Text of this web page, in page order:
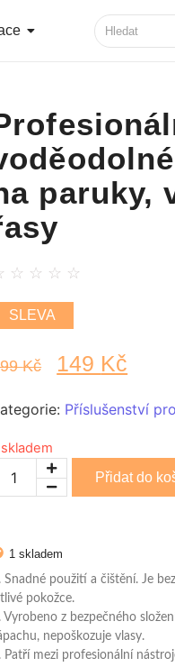
paruky,
☆ ☆ ☆ ☆
SLEVA
Kč 149 Kč
Příslušenství
skladem
Přidat do
1 skladem
Snadné použití a čištění. Je
pokožce.
Vyrobeno z bezpečného
nepoškozuje vlasy.
Patří mezi profesionální